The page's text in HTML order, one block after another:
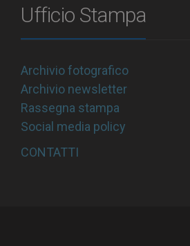
Ufficio Stampa
Archivio fotografico
Archivio newsletter
Rassegna stampa
Social media policy
CONTATTI